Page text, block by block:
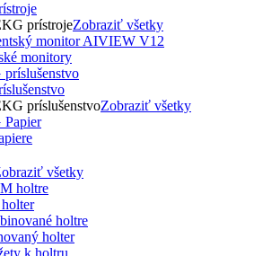
prístrojeZobraziť všetky
monitory
príslušenstvoZobraziť všetky
všetky
holter